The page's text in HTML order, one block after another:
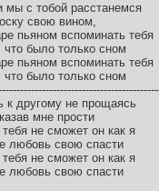
мы с тобой расстанемся
свою вином,
пьяном вспоминать тебя
было только сном
пьяном вспоминать тебя
было только сном
к другому не прощаясь
мне прости
не сможет он как я
любовь свою спасти
не сможет он как я
любовь свою спасти